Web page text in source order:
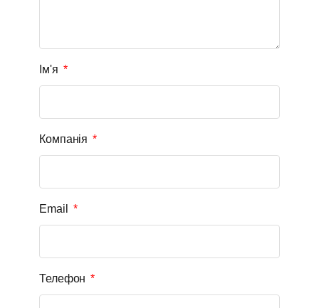
Ім'я
Компанія
Email
Телефон